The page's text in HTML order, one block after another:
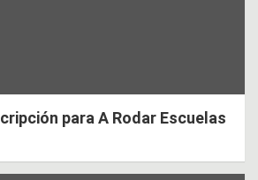
para A Rodar Escuelas